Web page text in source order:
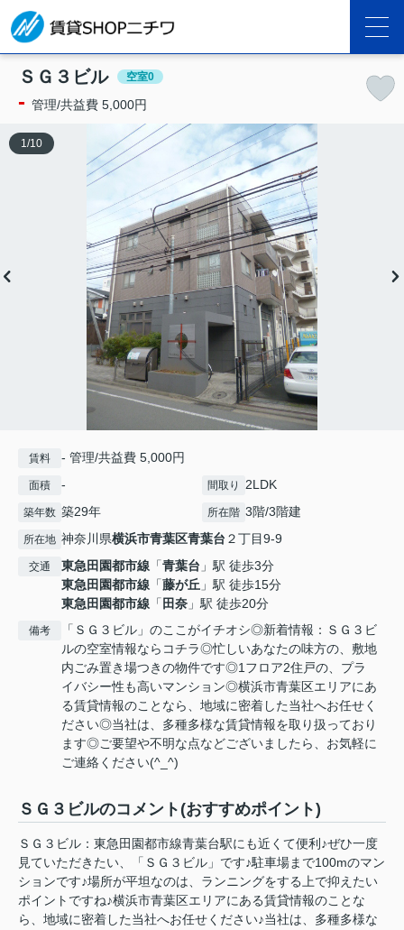
ＳＧ３ビル 空室0
- 管理/共益費 5,000円
1 /10
賃料 - 管理/共益費 5,000円
面積 - 間取り 2LDK
築年数 築29年 所在階 3階/3階建
所在地 神奈川県横浜市青葉区青葉台 ２丁目9-9
交通 東急田園都市線 「青葉台 」駅 徒歩3分
東急田園都市線 「藤が丘 」駅 徒歩15分
東急田園都市線 「 田奈 」駅 徒歩20分
備考
「ＳＧ３ビル」のここがイチオシ◎新着情報：ＳＧ３ビ
ルの空室情報ならコチラ◎忙しいあなたの味方の、敷地
内ごみ置き場つきの物件です◎1フロア2住戸の、プラ
イバシー性も高いマンション◎横浜市青葉区エリアにあ
る賃貸情報のことなら、地域に密着した当社へお任せく
ださい◎当社は、多種多様な賃貸情報を取り扱っており
ます◎ご要望や不明な点などございましたら、お気軽に
ご連絡ください(^_^)
ＳＧ３ビルのコメント(おすすめポイント)
ＳＧ３ビル：東急田園都市線青葉台駅にも近くて便利♪ぜひ一度
見ていただきたい、「ＳＧ３ビル」です♪駐車場まで100mのマン
ションです♪場所が平坦なのは、ランニングをする上で抑えたい
ポイントですね♪横浜市青葉区エリアにある賃貸情報のことな
ら、地域に密着した当社へお任せください♪当社は、多種多様な